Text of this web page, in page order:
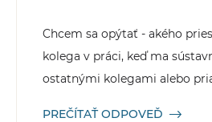
Chcem sa opýtať - akého
kolega v práci, keď ma
ostatnými kolegami alebo
PREČÍTAŤ ODPOVEĎ